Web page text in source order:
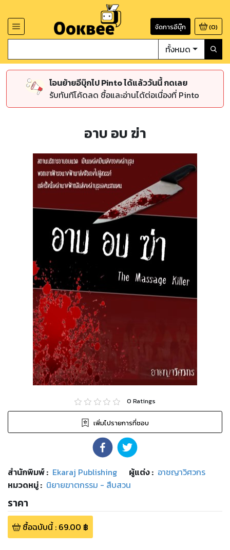
จัดการอีบุ๊ก (0)
ทั้งหมด
โอนย้ายอีบุ๊กไป Pinto ได้แล้ววันนี้ กดเลย
รับทันทีโค้ดลด ซื้อและอ่านได้ต่อเนื่องที่ Pinto
อาบ อบ ฆ่า
0 Ratings
เพิ่มไปรายการที่ชอบ
สำนักพิมพ์: Ekaraj Publishing ผู้แต่ง : อาชญาวิศวกร
หมวดหมู่: นิยายฆาตกรรม - สืบสวน
ราคา
ซื้อฉบับนี้: 69.00 ฿